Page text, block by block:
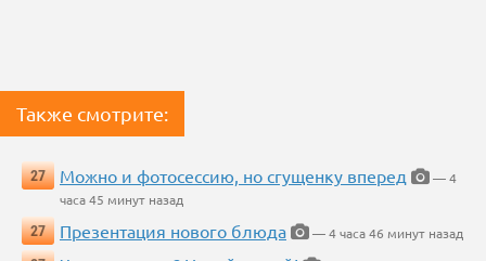
Также смотрите:
27 Можно и фотосессию, но сгущенку вперед
— 4
часа 45 минут назад
27
Презентация нового блюда
— 4 часа 46 минут назад